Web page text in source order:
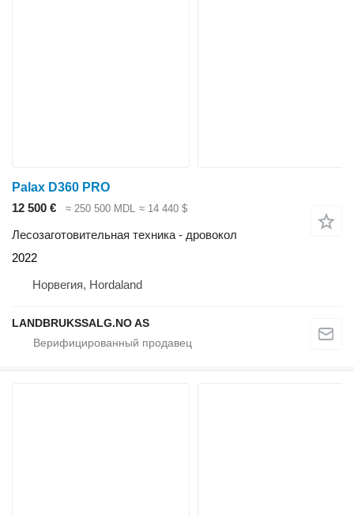
Palax D360 PRO
12 500 €
≈ 250 500 MDL ≈ 14 440 $
Лесозаготовительная техника - дровокол
2022
Норвегия, Hordaland
LANDBRUKSSALG.NO AS